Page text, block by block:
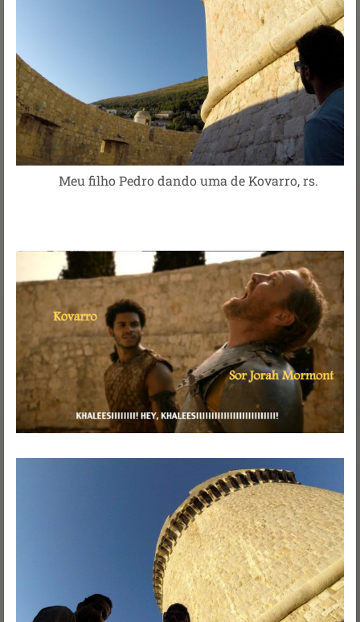
Meu filho Pedro dando uma de Kovarro, rs.